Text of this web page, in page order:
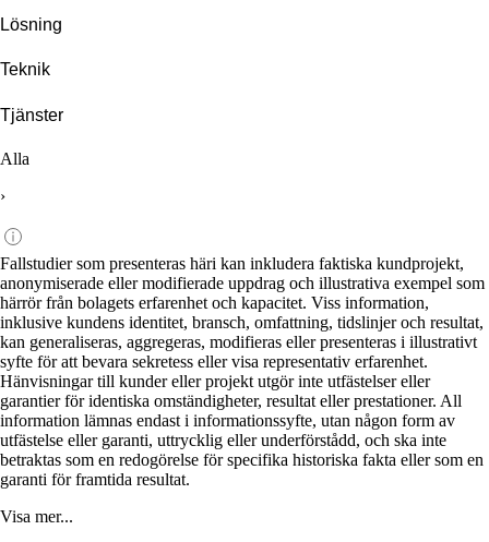
Lösning
Teknik
Tjänster
Alla
›
Fallstudier som presenteras häri kan inkludera faktiska kundprojekt,
anonymiserade eller modifierade uppdrag och illustrativa exempel som
härrör från bolagets erfarenhet och kapacitet. Viss information,
inklusive kundens identitet, bransch, omfattning, tidslinjer och resultat,
kan generaliseras, aggregeras, modifieras eller presenteras i illustrativt
syfte för att bevara sekretess eller visa representativ erfarenhet.
Hänvisningar till kunder eller projekt utgör inte utfästelser eller
garantier för identiska omständigheter, resultat eller prestationer. All
information lämnas endast i informationssyfte, utan någon form av
utfästelse eller garanti, uttrycklig eller underförstådd, och ska inte
betraktas som en redogörelse för specifika historiska fakta eller som en
garanti för framtida resultat.
Visa mer...